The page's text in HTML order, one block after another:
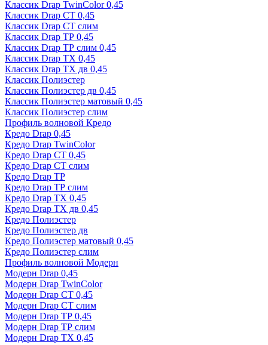
Классик Drap TwinColor 0,45
Классик Drap СТ 0,45
Классик Drap СТ слим
Классик Drap ТР 0,45
Классик Drap ТР слим 0,45
Классик Drap ТХ 0,45
Классик Drap ТХ дв 0,45
Классик Полиэстер
Классик Полиэстер дв 0,45
Классик Полиэстер матовый 0,45
Классик Полиэстер слим
Профиль волновой Кредо
Кредо Drap 0,45
Кредо Drap TwinColor
Кредо Drap СТ 0,45
Кредо Drap СТ слим
Кредо Drap ТР
Кредо Drap ТР слим
Кредо Drap ТХ 0,45
Кредо Drap ТХ дв 0,45
Кредо Полиэстер
Кредо Полиэстер дв
Кредо Полиэстер матовый 0,45
Кредо Полиэстер слим
Профиль волновой Модерн
Модерн Drap 0,45
Модерн Drap TwinColor
Модерн Drap СТ 0,45
Модерн Drap СТ слим
Модерн Drap ТР 0,45
Модерн Drap ТР слим
Модерн Drap ТХ 0,45